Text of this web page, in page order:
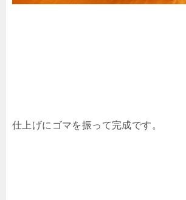
仕上げにゴマを振って完成です。